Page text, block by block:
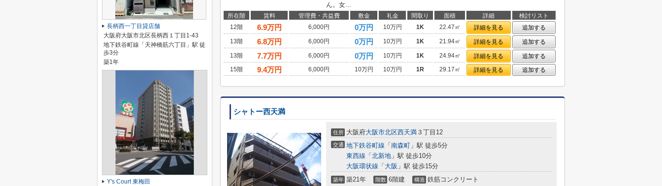
ん。女...
所在階 賃料 管理費・共益費 敷金 礼金 間取り 面積 詳細
検討リスト
12階
6.9万円 6,000円 0万円 10万円 1K 22.47㎡ 詳細を見る
追加する
13階
6.8万円 6,000円 0万円 10万円 1K 21.94㎡ 詳細を見る
追加する
13階
7.7万円 6,000円 0万円 10万円 1K 24.94㎡ 詳細を見る
追加する
15階
9.4万円 6,000円 10万円 10万円 1R 29.17㎡ 詳細を見る 追加する
シャトー西天満
住所 大阪府大阪市北区西天満 ３丁目12
交通 地下鉄谷町線 「 南森町 」駅 徒歩5分
東西線 「 北新地 」駅 徒歩10分
大阪環状線 「 大阪 」駅 徒歩15分
築年 築21年 階数 6階建 構造 鉄筋コンクリート
長柄西一丁目貸店舗
大阪府大阪市北区長柄西１丁目1-43
地下鉄谷町線「天神橋筋六丁目」駅 徒
歩3分
築1年
Y's Court 東梅田